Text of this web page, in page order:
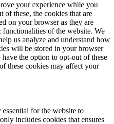
your experience while you
of these, the cookies that are
on your browser as they are
of the website. We
us analyze and understand how
will be stored in your browser
the option to opt-out of these
these cookies may affect your
for the website to
includes cookies that ensures